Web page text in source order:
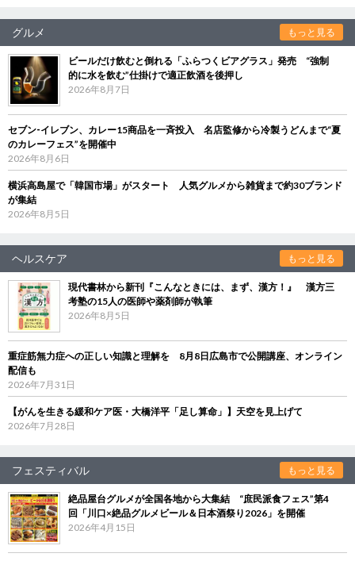
グルメ もっと見る
ビールだけ飲むと倒れる「ふらつくビアグラス」発売 “強制
的に水を飲む”仕掛けで適正飲酒を後押し
2026年8月7日
セブン‐イレブン、カレー15商品を一斉投入 名店監修から冷製うどんまで“夏
のカレーフェス”を開催中
2026年8月6日
横浜高島屋で「韓国市場」がスタート 人気グルメから雑貨まで約30ブランド
が集結
2026年8月5日
ヘルスケア もっと見る
現代書林から新刊『こんなときには、まず、漢方！』 漢方三
考塾の15人の医師や薬剤師が執筆
2026年8月5日
重症筋無力症への正しい知識と理解を 8月8日広島市で公開講座、オンライン
配信も
2026年7月31日
【がんを生きる緩和ケア医・大橋洋平「足し算命」】天空を見上げて
2026年7月28日
フェスティバル もっと見る
絶品屋台グルメが全国各地から大集結 “庶民派食フェス”第4
回「川口×絶品グルメビール＆日本酒祭り2026」を開催
2026年4月15日